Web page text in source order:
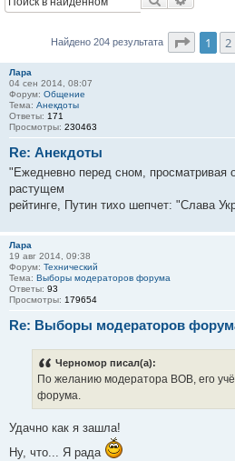
Найдено 204 результата 1 2
Лара
04 сен 2014, 08:07
Форум: Общение
Тема: Анекдоты
Ответы: 171
Просмотры: 230463
Re: Анекдоты
"Ежедневно перед сном, просматривая
растущем
рейтинге, Путин тихо шепчет: "Слава
Лара
19 авг 2014, 09:38
Форум: Технический
Тема: Выборы модераторов форума
Ответы: 93
Просмотры: 179654
Re: Выборы модераторов
Черномор писал(а):
По желанию модератора ВОВ, его
форума.
Удачно как я зашла!
Ну, что... Я рада